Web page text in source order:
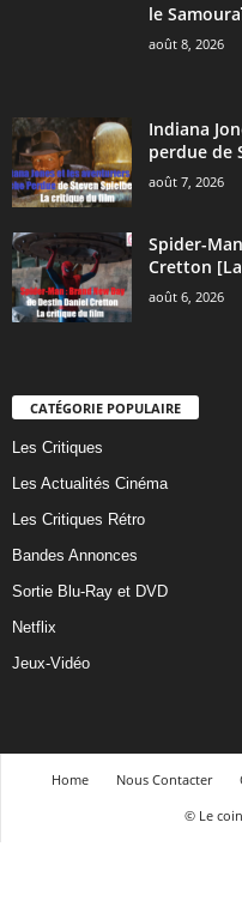
le
août 8, 2026
Indiana
perdue de
août 7, 2026
Spider-
Cretton
août 6, 2026
CATÉGORIE POPULAIRE
Les Critiques
Les Actualités Cinéma
Les Critiques Rétro
Bandes Annonces
Sortie Blu-Ray et DVD
Netflix
Jeux-Vidéo
Home Nous Contacter
© Le